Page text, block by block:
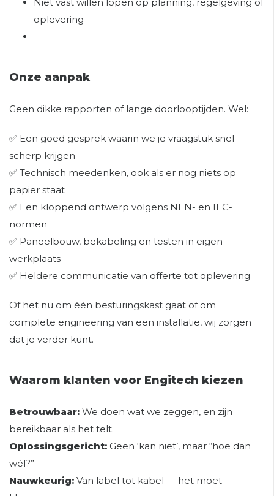
oplevering
Onze aanpak
Geen dikke rapporten of lange doorlooptijden. Wel:
✅ Een goed gesprek waarin we je vraagstuk snel
scherp krijgen
✅ Technisch meedenken, ook als er nog niets op
papier staat
✅ Een kloppend ontwerp volgens NEN- en IEC-
normen
✅ Paneelbouw, bekabeling en testen in eigen
werkplaats
✅ Heldere communicatie van offerte tot oplevering
Of het nu om één besturingskast gaat of om
complete engineering van een installatie, wij zorgen
dat je verder kunt.
Waarom klanten voor Engitech kiezen
Betrouwbaar: We doen wat we zeggen, en zijn
bereikbaar als het telt.
Oplossingsgericht: Geen ‘kan niet’, maar “hoe dan
wél?”
Nauwkeurig: Van label tot kabel — het moet